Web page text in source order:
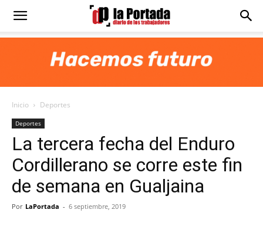
Diario
Portada
Inicio Deportes
Deportes
La tercera fecha del Enduro
Cordillerano se corre este fin
de semana en Gualjaina
Por LaPortada - 6 septiembre, 2019